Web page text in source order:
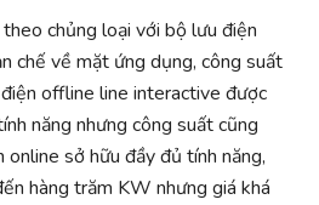
chủng loại với bộ lưu điện
chế về mặt ứng dụng, công suất
offline line interactive được
năng nhưng công suất cũng
online sở hữu đầy đủ tính năng,
hàng trăm KW nhưng giá khá